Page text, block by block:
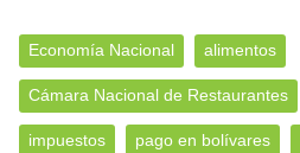
Economía Nacional alimentos
Cámara Nacional de Restaurantes
impuestos pago en bolívares